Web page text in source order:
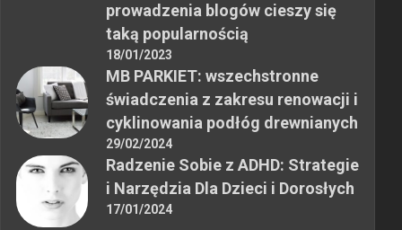
prowadzenia blogów cieszy się
taką popularnością
18/01/2023
MB PARKIET: wszechstronne
świadczenia z zakresu renowacji i
cyklinowania podłóg drewnianych
29/02/2024
Radzenie Sobie z ADHD: Strategie
i Narzędzia Dla Dzieci i Dorosłych
17/01/2024